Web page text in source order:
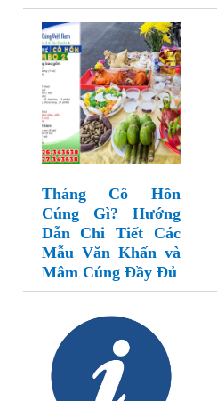
Tháng Cô Hồn
Cúng Gì? Hướng
Dẫn Chi Tiết Các
Mẫu Văn Khấn và
Mâm Cúng Đầy Đủ